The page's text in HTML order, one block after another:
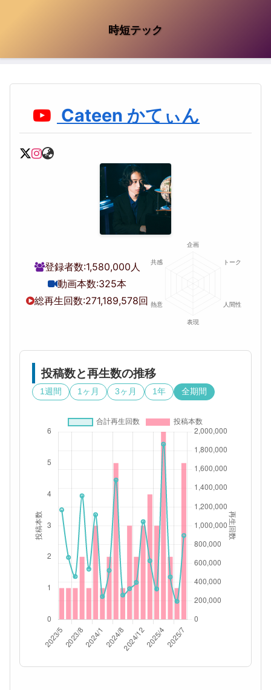
時短テック
Cateen かてぃん
登録者数:1,580,000人
動画本数:325本
総再生回数:271,189,578回
投稿数と再生数の推移
1週間 1ヶ月 3ヶ月 1年 全期間